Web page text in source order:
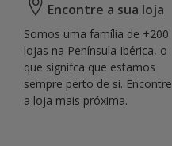
Encontre a sua loja
Somos uma família de +200
lojas na Península Ibérica, o
que signifca que estamos
sempre perto de si. Encontre
a loja mais próxima.